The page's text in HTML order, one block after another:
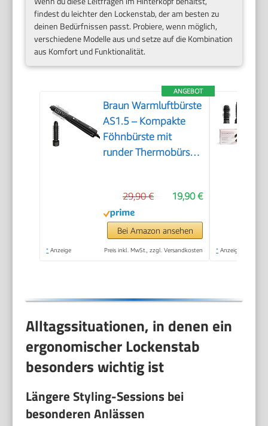
findest du leichter den Lockenstab, der am besten zu
deinen Bedürfnissen passt. Probiere, wenn möglich,
verschiedene Modelle aus und setze auf die Kombination
aus Komfort und Funktionalität.
ANGEBOT
Braun Warmluftbürste
AS1.5 – Kompakte
Föhnbürste mit
runder Thermobürste
Wärme-/Geschwindigkeitsstufen,
Schwarz, Aufsätze
zum Trocknen und für
Volumen, BRAS150E
19,90 €
29,90 €
Bei Amazon ansehen
* Anzeige Preis inkl. MwSt., zzgl. Versandkosten * Anzeige
Alltagssituationen, in denen ein
ergonomischer Lockenstab
besonders wichtig ist
Längere Styling-Sessions bei
besonderen Anlässen